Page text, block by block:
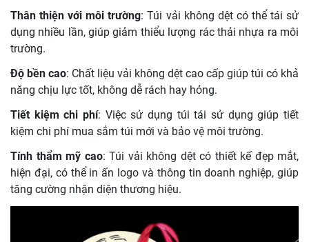
Thân thiện với môi trường: Túi vải không dệt có thể tái sử
dụng nhiều lần, giúp giảm thiểu lượng rác thải nhựa ra môi
trường.
Độ bền cao: Chất liệu vải không dệt cao cấp giúp túi có khả
năng chịu lực tốt, không dễ rách hay hỏng.
Tiết kiệm chi phí: Việc sử dụng túi tái sử dụng giúp tiết
kiệm chi phí mua sắm túi mới và bảo vệ môi trường.
Tính thẩm mỹ cao: Túi vải không dệt có thiết kế đẹp mắt,
hiện đại, có thể in ấn logo và thông tin doanh nghiệp, giúp
tăng cường nhận diện thương hiệu.